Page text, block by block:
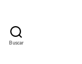
Buscar